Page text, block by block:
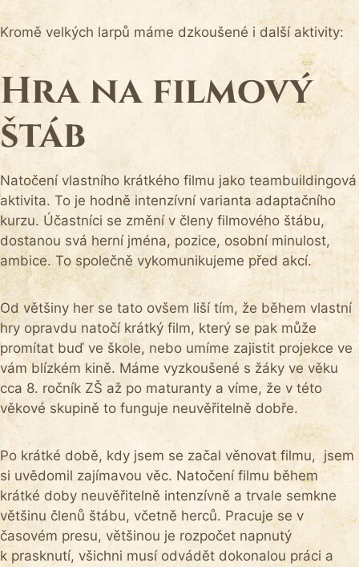
Kromě velkých larpů máme dzkoušené i další aktivity:
Hra na filmový
štáb
Natočení vlastního krátkého filmu jako teambuildingová
aktivita. To je hodně intenzívní varianta adaptačního
kurzu. Účastníci se změní v členy filmového štábu,
dostanou svá herní jména, pozice, osobní minulost,
ambice. To společně vykomunikujeme před akcí.
Od většiny her se tato ovšem liší tím, že během vlastní
hry opravdu natočí krátký film, který se pak může
promítat buď ve škole, nebo umíme zajistit projekce ve
vám blízkém kině. Máme vyzkoušené s žáky ve věku
cca 8. ročník ZŠ až po maturanty a víme, že v této
věkové skupině to funguje neuvěřitelně dobře.
Po krátké době, kdy jsem se začal věnovat filmu, jsem
si uvědomil zajímavou věc. Natočení filmu během
krátké doby neuvěřitelně intenzívně a trvale semkne
většinu členů štábu, včetně herců. Pracuje se v
časovém presu, většinou je rozpočet napnutý
k prasknutí, všichni musí odvádět dokonalou práci a